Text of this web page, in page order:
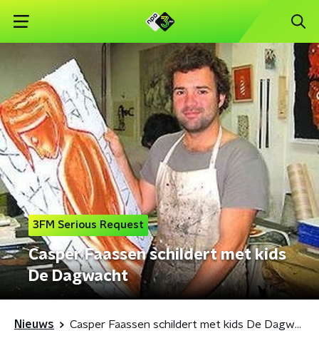
3FM Serious Request
Casper Faassen schildert met kids
De Dagwacht
Nieuws Casper Faassen schildert met kids De Dagwacht